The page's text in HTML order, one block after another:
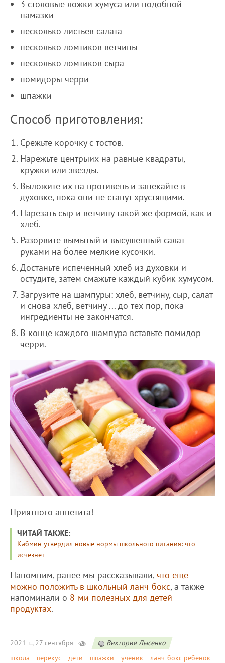
3 столовые ложки хумуса или подобной
намазки
несколько листьев салата
несколько ломтиков ветчины
несколько ломтиков сыра
помидоры черри
шпажки
Способ приготовления:
Срежьте корочку с тостов.
Нарежьте центрыих на равные квадраты,
кружки или звезды.
Выложите их на противень и запекайте в
духовке, пока они не станут хрустящими.
Нарезать сыр и ветчину такой же формой, как и
хлеб.
Разорвите вымытый и высушенный салат
руками на более мелкие кусочки.
Достаньте испеченный хлеб из духовки и
остудите, затем смажьте каждый кубик хумусом.
Загрузите на шампуры: хлеб, ветчину, сыр, салат
и снова хлеб, ветчину ... до тех пор, пока
ингредиенты не закончатся.
В конце каждого шампура вставьте помидор
черри.
Приятного аппетита!
ЧИТАЙ ТАКЖЕ:
Кабмин утвердил новые нормы школьного питания: что
исчезнет
Напомним, ранее мы рассказывали, что еще
можно положить в школьный ланч-бокс, а также
напоминали о 8-ми полезных для детей
продуктах.
2021 г., 27 сентября
Виктория Лысенко
школа
перекус дети шпажки ученик ланч-бокс ребенок